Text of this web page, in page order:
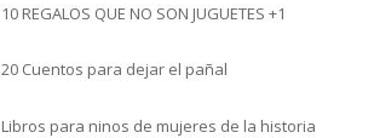
10 REGALOS QUE NO SON JUGUETES +1
20 Cuentos para dejar el pañal
Libros para ninos de mujeres de la historia